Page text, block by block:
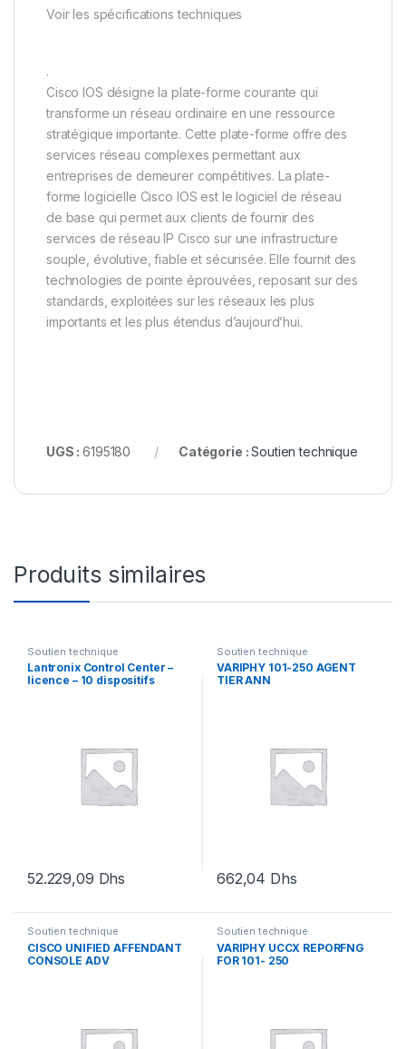
Voir les spécifications techniques
.
Cisco IOS désigne la plate-forme courante qui
transforme un réseau ordinaire en une ressource
stratégique importante. Cette plate-forme offre des
services réseau complexes permettant aux
entreprises de demeurer compétitives. La plate-
forme logicielle Cisco IOS est le logiciel de réseau
de base qui permet aux clients de fournir des
services de réseau IP Cisco sur une infrastructure
souple, évolutive, fiable et sécurisée. Elle fournit des
technologies de pointe éprouvées, reposant sur des
standards, exploitées sur les réseaux les plus
importants et les plus étendus d’aujourd’hui.
UGS :6195180 Catégorie :Soutien technique
Produits similaires
Soutien technique
Lantronix Control Center –
licence – 10 dispositifs
52.229,09 Dhs
Soutien technique
VARIPHY 101-250 AGENT
TIER ANN
662,04 Dhs
Soutien technique
CISCO UNIFIED AFFENDANT
CONSOLE ADV
Soutien technique
VARIPHY UCCX REPORFNG
FOR 101- 250